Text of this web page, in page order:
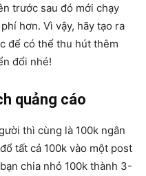
trước sau đó mới chạy
hơn. Vì vậy, hãy tạo ra
để có thể thu hút thêm
đổi nhé!
quảng cáo
thì cùng là 100k ngân
tất cả 100k vào một post
chia nhỏ 100k thành 3-